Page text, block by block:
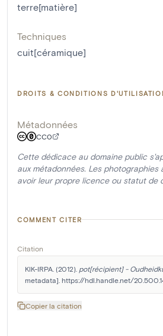
terre[matière]
Techniques
cuit[céramique]
DROITS & CONDITIONS
Métadonnées
CC0
Cette dédicace au domaine public
aux métadonnées. Les photographies
avoir leur propre licence ou statut de
COMMENT CITER
Citation
KIK-IRPA. (2012). pot[récipient] -
metadata]. https://hdl.handle.net/
Copier la citation